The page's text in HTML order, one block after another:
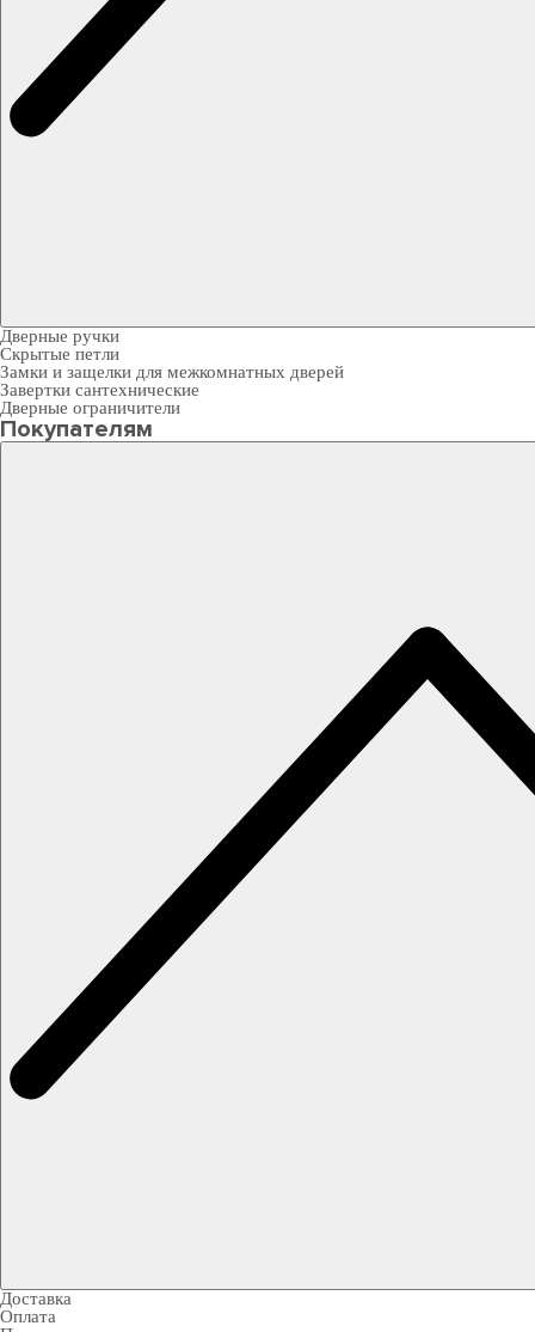
Дверные ручки
Скрытые петли
Замки и защелки для межкомнатных дверей
Завертки сантехнические
Дверные ограничители
Покупателям
Доставка
Оплата